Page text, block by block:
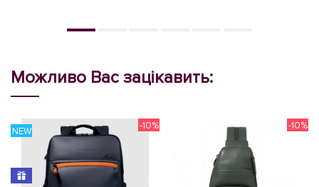
Можливо Вас зацікавить:
NEW -10% -10%